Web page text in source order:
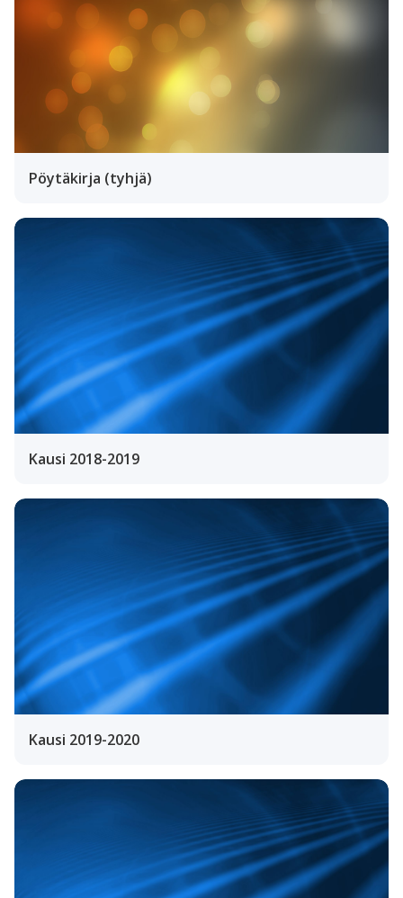
Pöytäkirja (tyhjä)
Kausi 2018-2019
Kausi 2019-2020